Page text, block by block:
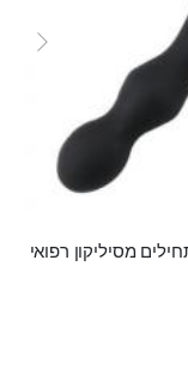
מסיליקון רפואי